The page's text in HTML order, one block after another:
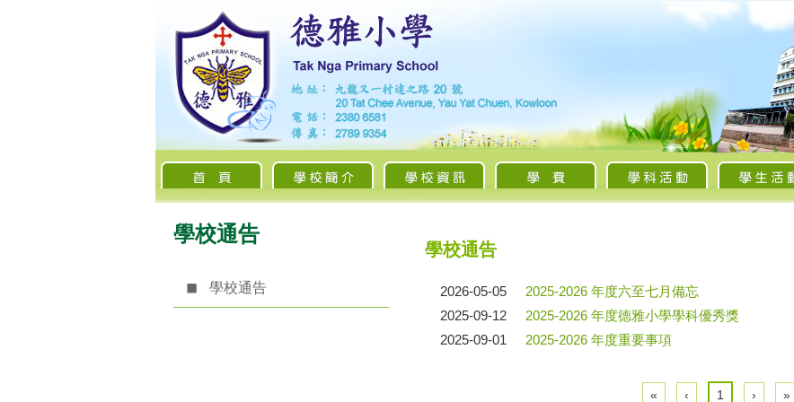
學校通告
學校通告
學校通告
2026-05-05
2025-2026 年度六至七月備忘
2025-09-12
2025-2026 年度德雅小學學科優秀獎
2025-09-01
2025-2026 年度重要事項
« ‹ 1 › »